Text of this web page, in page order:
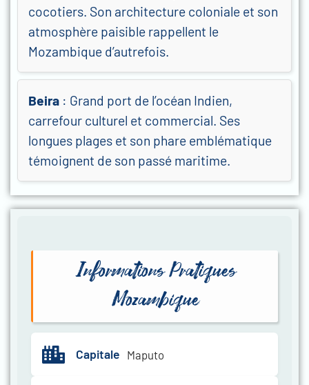
cocotiers. Son architecture coloniale et son
atmosphère paisible rappellent le
Mozambique d’autrefois.
Beira : Grand port de l’océan Indien,
carrefour culturel et commercial. Ses
longues plages et son phare emblématique
témoignent de son passé maritime.
Informations Pratiques
Mozambique
Capitale Maputo